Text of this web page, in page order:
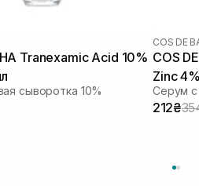
Tranexamic Acid 10%
сыворотка 10%
COS DE
COS
Zinc
Серум с
212₴